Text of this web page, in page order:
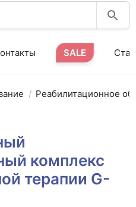
SALE
Реабилитационное
комплекс
терапии G-